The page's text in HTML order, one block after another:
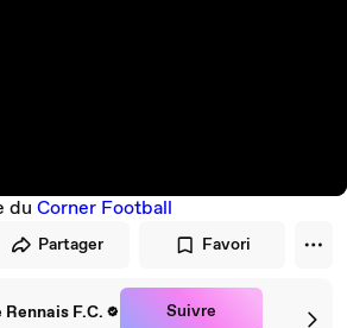
du Corner Football
Partager Favori
F.C. Suivre